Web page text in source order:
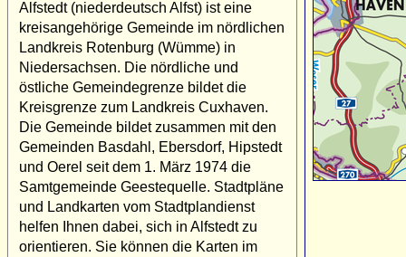
Alfstedt (niederdeutsch Alfst) ist eine
kreisangehörige Gemeinde im nördlichen
Landkreis Rotenburg (Wümme) in
Niedersachsen. Die nördliche und
östliche Gemeindegrenze bildet die
Kreisgrenze zum Landkreis Cuxhaven.
Die Gemeinde bildet zusammen mit den
Gemeinden Basdahl, Ebersdorf, Hipstedt
und Oerel seit dem 1. März 1974 die
Samtgemeinde Geestequelle. Stadtpläne
und Landkarten vom Stadtplandienst
helfen Ihnen dabei, sich in Alfstedt zu
orientieren. Sie können die Karten im